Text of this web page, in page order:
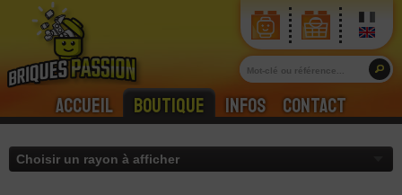
Accueil Boutique Infos Contact